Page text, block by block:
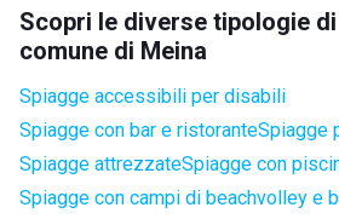
Scopri le diverse tipologie
comune di Meina
Spiagge accessibili per disabili
Spiagge con bar e ristoranteSpiagge
Spiagge attrezzateSpiagge con
Spiagge con campi di beachvolley e